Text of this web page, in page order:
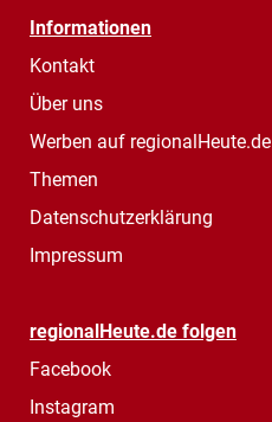
Informationen
Kontakt
Über uns
Werben auf regionalHeute.de
Themen
Datenschutzerklärung
Impressum
regionalHeute.de folgen
Facebook
Instagram